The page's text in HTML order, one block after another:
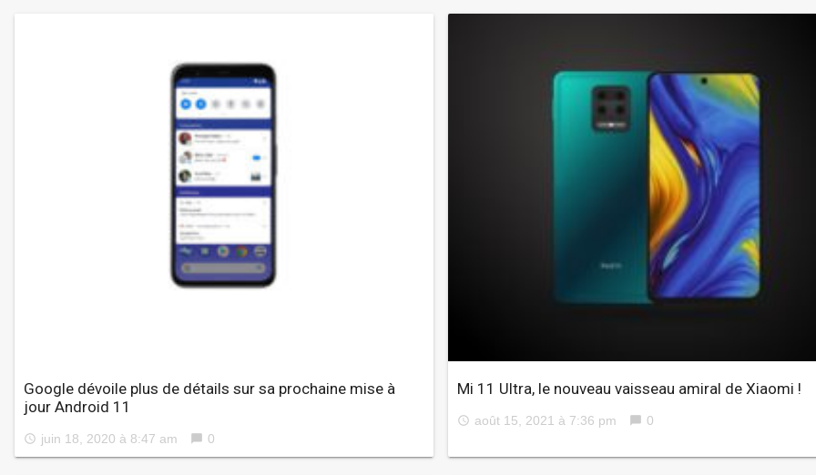
Google dévoile plus de détails sur sa prochaine mise à
jour Android 11
access_time juin 18, 2020 à 8:47 am 0
Mi 11 Ultra, le nouveau vaisseau amiral de Xiaomi !
access_time août 15, 2021 à 7:36 pm 0